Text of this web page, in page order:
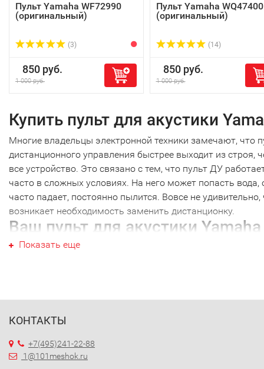
Пульт Yamaha WF72990
(оригинальный)
(3)
850 руб.
1 000 руб.
Пульт Yamaha WQ47400
(оригинальный)
(14)
850 руб.
1 000 руб.
Купить пульт для акустики
Многие владельцы электронной техники замечают, что
дистанционного управления быстрее выходит из строя,
все устройство. Это связано с тем, что пульт ДУ
часто в сложных условиях. На него может попасть вода,
часто падает, постоянно пылится. Вовсе не удивительно,
возникает необходимость заменить дистанционку.
Ваш пульт для акустики Yamaha
Ваш пульт для акустики Yamaha не являются
том, что почти каждый пульт ДУ работает только с
просто красивое устройство, которое не будет работать с
вашей техникой. Поэтому, решив купить пульт для
Показать еще
КОНТАКТЫ
+7(495)241-22-88
1@101meshok.ru